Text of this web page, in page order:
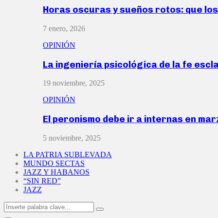
Horas oscuras y sueños rotos: que
7 enero, 2026
OPINIÓN
La ingeniería psicológica de la fe
19 noviembre, 2025
OPINIÓN
El peronismo debe ir a internas en
5 noviembre, 2025
LA PATRIA SUBLEVADA
MUNDO SECTAS
JAZZ Y HABANOS
“SIN RED”
JAZZ
Search
for:
Search